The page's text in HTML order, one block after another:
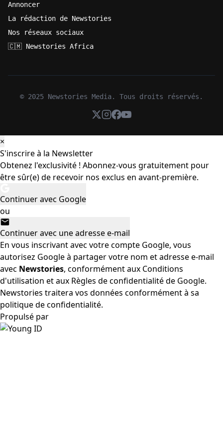
Annoncer
La rédaction de Newstories
Nos réseaux sociaux
🇨🇲 Newstories Africa
© 2025 Newstories Media. Tous droits réservés.
×
S'inscrire à la Newsletter
Obtenez l'exclusivité ! Abonnez-vous gratuitement pour
être sûr(e) de recevoir nos exclus en avant-première.
Continuer avec Google
ou
Continuer avec une adresse e-mail
En vous inscrivant avec votre compte Google, vous
autorisez Google à partager votre nom et adresse e-mail
avec Newstories, conformément aux Conditions
d'utilisation et aux Règles de confidentialitéde Google.
Newstories traitera vos données conformément à sa
politique de confidentialité.
Propulsé par